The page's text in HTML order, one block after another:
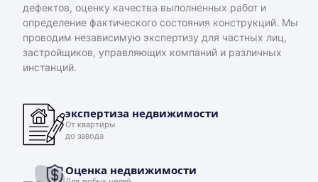
дефектов, оценку качества выполненных работ и
определение фактического состояния конструкций. Мы
проводим независимую экспертизу для частных лиц,
застройщиков, управляющих компаний и различных
инстанций.
экспертиза недвижимости
От квартиры
до завода
Оценка недвижимости